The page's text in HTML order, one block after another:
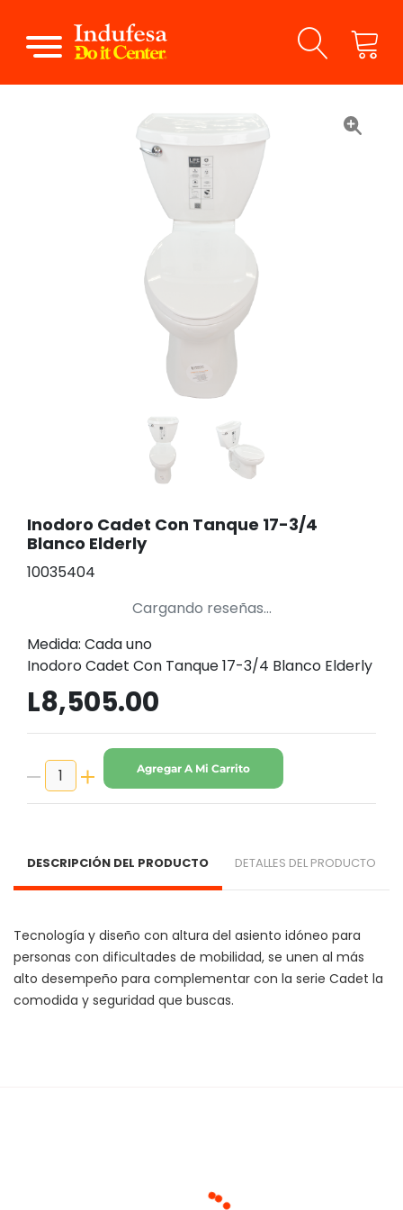
Inodoro Cadet Con Tanque 17-3/4
Blanco Elderly
10035404
Cargando reseñas...
Medida: Cada uno
Inodoro Cadet Con Tanque 17-3/4 Blanco Elderly
L8,505.00
Agregar A Mi Carrito
DESCRIPCIÓN DEL PRODUCTO DETALLES DEL PRODUCTO
Tecnología y diseño con altura del asiento idóneo para
personas con dificultades de mobilidad, se unen al más
alto desempeño para complementar con la serie Cadet la
comodida y seguridad que buscas.